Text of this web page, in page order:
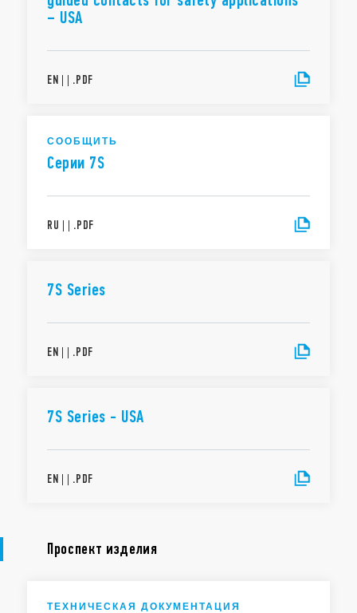
– USA
EN | | .PDF
СООБЩИТЬ
Cерии 7S
RU | | .PDF
7S Series
EN | | .PDF
7S Series - USA
EN | | .PDF
Проспект изделия
ТЕХНИЧЕСКАЯ ДОКУМЕНТАЦИЯ